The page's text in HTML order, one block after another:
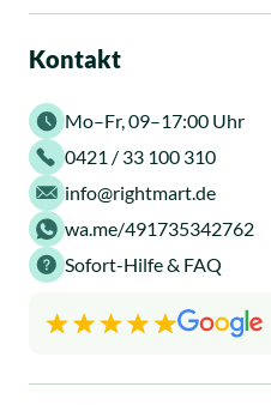
Kontakt
Mo–Fr, 09–17:00 Uhr
0421 / 33 100 310
info@rightmart.de
wa.me/491735342762
Sofort-Hilfe & FAQ